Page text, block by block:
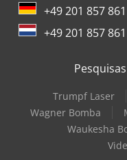
+49 201 857
+49 201 857
Trumpf Laser
Wagner Bomba
Waukesha